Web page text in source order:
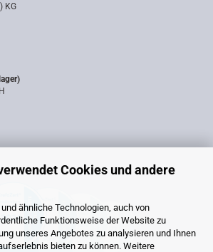
Cookies und andere
ähnliche Technologien, auch von
Funktionsweise der Website zu
unseres Angebotes zu analysieren und Ihnen
bieten zu können. Weitere
KG